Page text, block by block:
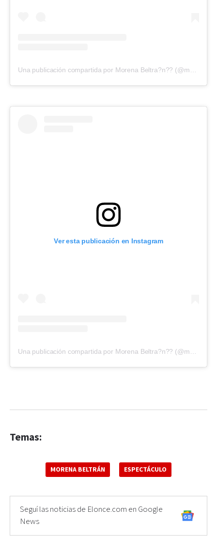
Ver esta publicación en Instagram
Temas:
MORENA BELTRÁN ESPECTÁCULO
Seguí las noticias de Elonce.com en Google
News